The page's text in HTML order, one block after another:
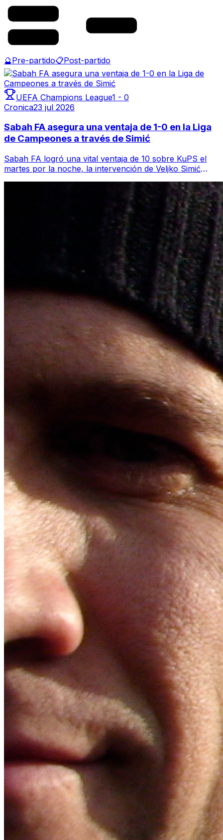
🔮Pre-partido📋Post-partido
UEFA Champions League1 - 0
Cronica23 jul 2026
Sabah FA asegura una ventaja de 1-0 en la Liga
de Campeones a través de Simić
Sabah FA logró una vital ventaja de 10 sobre KuPS el
martes por la noche, la intervención de Veljko Simić